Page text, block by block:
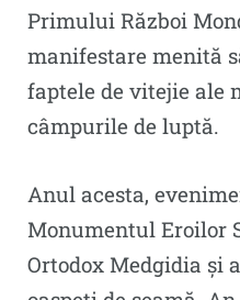
Primului Război
manifestare menită
faptele de vitejie ale
câmpurile de luptă.
Anul acesta,
Monumentul Eroilor
Ortodox Medgidia și